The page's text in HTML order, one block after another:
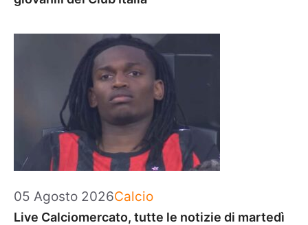
05 Agosto 2026Categorie
Calcio
Live Calciomercato, tutte le notizie di martedì